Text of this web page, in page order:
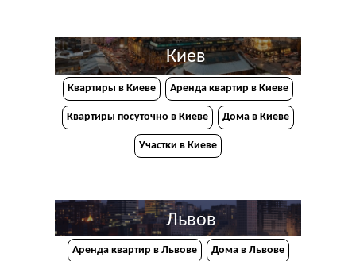
Киев
Квартиры в Киеве Аренда квартир в Киеве
Квартиры посуточно в Киеве Дома в Киеве
Участки в Киеве
Львов
Аренда квартир в Львове Дома в Львове